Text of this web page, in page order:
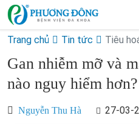
Trang chủ Tin tức Tiêu
Gan nhiễm mỡ và
nào nguy hiểm hơn?
Nguyễn Thu Hà 27-03-